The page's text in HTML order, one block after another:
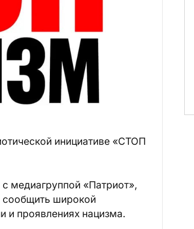
инициативе «СТОП
медиагруппой «Патриот»,
широкой
и проявлениях нацизма.